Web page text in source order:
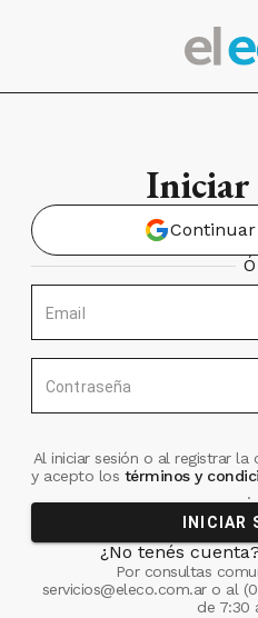
Iniciar
Continuar
Ó
Email
Contraseña
Al iniciar sesión o al registrar
y acepto los términos y
.
INICIAR
¿No tenés
Por consultas
servicios@eleco.com.aro al
de 7:30